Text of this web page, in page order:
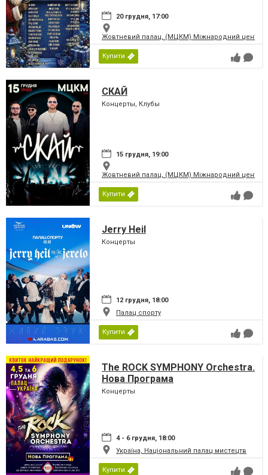
20 грудня, 17:00
Жовтневий палац, (МЦКМ) Міжнародний центр
Купити
СКАЙ
Концерты, Клубы
15 грудня, 19:00
Жовтневий палац, (МЦКМ) Міжнародний центр
Купити
Jerry Heil
Концерты
12 грудня, 18:00
Палац спорту
Купити
The ROCK SYMPHONY Orchestra.
Нова Програма
Концерты
4 - 6 грудня, 18:00
Україна, Національний палац мистецтв
Купити